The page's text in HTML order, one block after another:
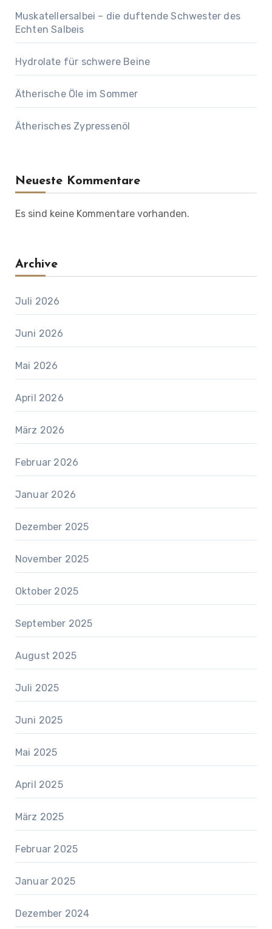
Muskatellersalbei – die duftende Schwester des
Echten Salbeis
Hydrolate für schwere Beine
Ätherische Öle im Sommer
Ätherisches Zypressenöl
Neueste Kommentare
Es sind keine Kommentare vorhanden.
Archive
Juli 2026
Juni 2026
Mai 2026
April 2026
März 2026
Februar 2026
Januar 2026
Dezember 2025
November 2025
Oktober 2025
September 2025
August 2025
Juli 2025
Juni 2025
Mai 2025
April 2025
März 2025
Februar 2025
Januar 2025
Dezember 2024